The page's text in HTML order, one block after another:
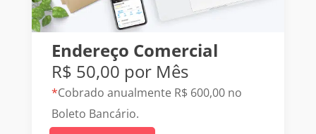
Endereço Comercial
R$ 50,00 por Mês
*Cobrado anualmente R$ 600,00 no
Boleto Bancário.